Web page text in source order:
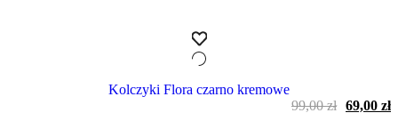
Kolczyki Flora czarno kremowe
99,00zł 69,00 zł